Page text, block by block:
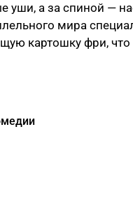
уши, а за спиной —
мира
картошку фри,